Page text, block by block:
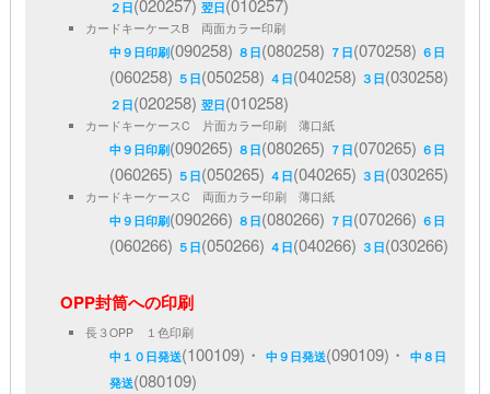
２日(020257)翌日(010257)
カードキーケースB 両面カラー印刷
中９日印刷(090258) ８日(080258) ７日(070258) ６日
(060258) ５日(050258) ４日(040258) ３日(030258)
２日(020258)翌日(010258)
カードキーケースC 片面カラー印刷 薄口紙
中９日印刷(090265) ８日(080265) ７日(070265) ６日
(060265) ５日(050265) ４日(040265) ３日(030265)
カードキーケースC 両面カラー印刷 薄口紙
中９日印刷(090266) ８日(080266) ７日(070266) ６日
(060266) ５日(050266) ４日(040266) ３日(030266)
OPP封筒への印刷
長３OPP １色印刷
中１０日発送(100109)・中９日発送(090109)・中８日
発送(080109)